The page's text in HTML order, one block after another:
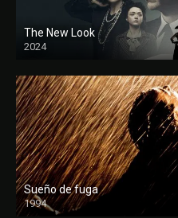
The New Look
2024
Sueño de fuga
1994
FULL HD